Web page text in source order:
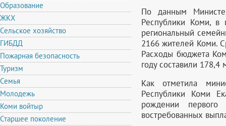
Образование
ЖКХ
Сельское хозяйство
ГИБДД
Пожарная безопасность
Туризм
Семья
Молодежь
Коми войтыр
Старшее поколение
По данным
Республики Коми, в
региональный
2166 жителей Коми.
Расходы бюджета
году составили 178,4
Как отметила
Республики Коми
рождении
востребованных